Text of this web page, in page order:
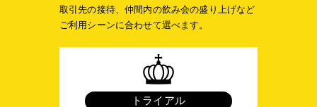
取引先の接待、仲間内の飲み会の盛り上げなど
ご利用シーンに合わせて選べます。
トライアル